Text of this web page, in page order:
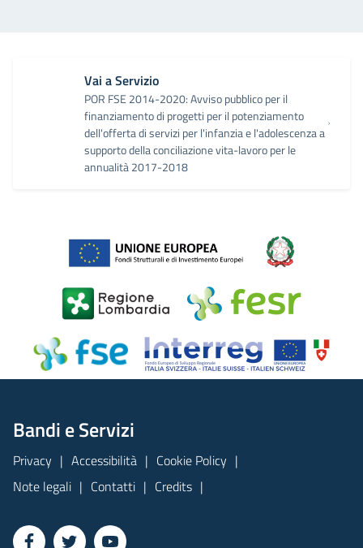
Vai a Servizio
POR FSE 2014-2020: Avviso pubblico per il
finanziamento di progetti per il potenziamento
dell'offerta di servizi per l'infanzia e l'adolescenza a
supporto della conciliazione vita-lavoro per le
annualità 2017-2018
Bandi e Servizi
Privacy Accessibilità
Cookie Policy
Note legali
Contatti Credits